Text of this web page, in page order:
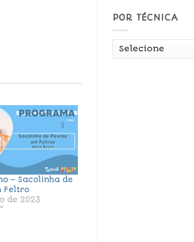
– Sacolinha de
Feltro
de 2023
POR TÉCNICA